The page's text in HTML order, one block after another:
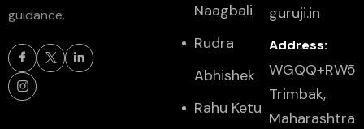
guidance.
Naagbali
Rudra
Abhishek
Rahu Ketu
guruji.in
Address:
WGQQ+RW5
Trimbak,
Maharashtra